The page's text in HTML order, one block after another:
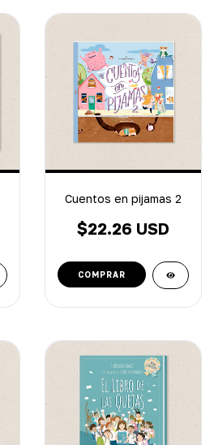
Cuentos en pijamas 2
$22.26 USD